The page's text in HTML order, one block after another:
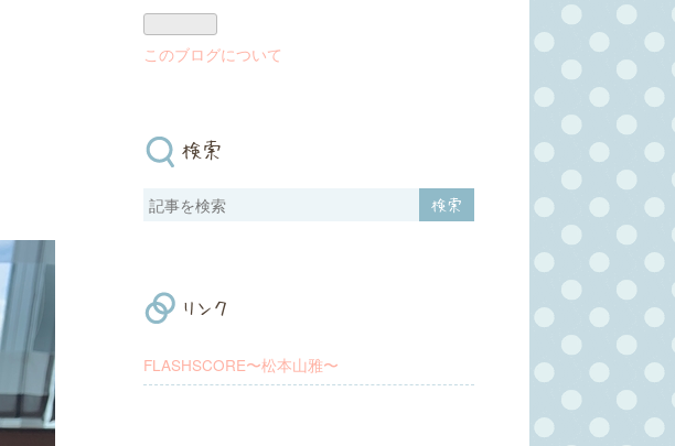
このブログについて
検索
リンク
FLASHSCORE〜松本山雅〜